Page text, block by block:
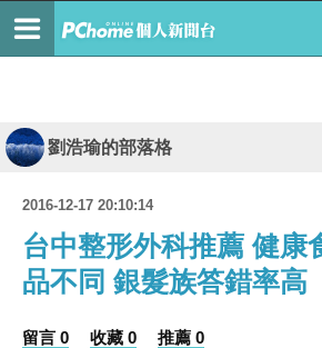
劉浩瑜的部落格
2016-12-17 20:10:14
台中整形外科推薦 健康
品不同 銀髮族答錯率高
留言 0 收藏 0 推薦 0